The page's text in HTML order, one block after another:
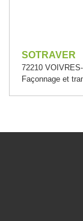
SOTRAVER
72210
Façonnage et